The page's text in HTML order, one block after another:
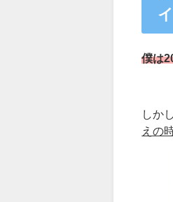
僕は
しか
えの